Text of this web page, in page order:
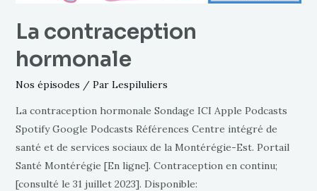
La contraception
hormonale
Nos épisodes / Par Lespiluliers
La contraception hormonale Sondage ICI Apple Podcasts
Spotify Google Podcasts Références Centre intégré de
santé et de services sociaux de la Montérégie-Est. Portail
Santé Montérégie [En ligne]. Contraception en continu;
[consulté le 31 juillet 2023]. Disponible: